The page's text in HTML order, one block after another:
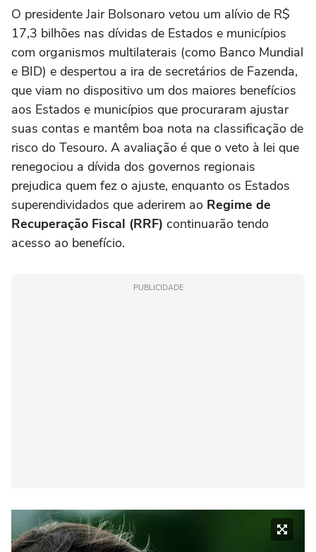
O presidente Jair Bolsonaro vetou um alívio de R$
17,3 bilhões nas dívidas de Estados e municípios
com organismos multilaterais (como Banco Mundial
e BID) e despertou a ira de secretários de Fazenda,
que viam no dispositivo um dos maiores benefícios
aos Estados e municípios que procuraram ajustar
suas contas e mantêm boa nota na classificação de
risco do Tesouro. A avaliação é que o veto à lei que
renegociou a dívida dos governos regionais
prejudica quem fez o ajuste, enquanto os Estados
superendividados que aderirem ao Regime de
Recuperação Fiscal (RRF) continuarão tendo
acesso ao benefício.
PUBLICIDADE